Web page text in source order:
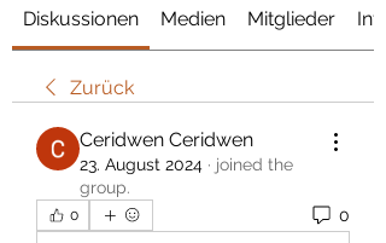
Diskussionen Medien Mitglieder Info
Zurück
Ceridwen Ceridwen
23. August 2024 · joined the
group.
0 0